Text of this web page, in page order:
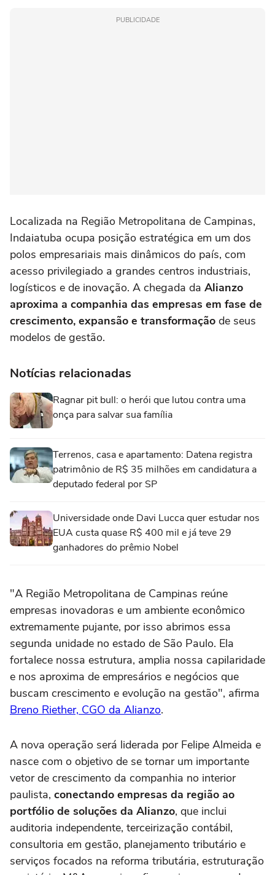
PUBLICIDADE
Localizada na Região Metropolitana de Campinas,
Indaiatuba ocupa posição estratégica em um dos
polos empresariais mais dinâmicos do país, com
acesso privilegiado a grandes centros industriais,
logísticos e de inovação. A chegada da Alianzo
aproxima a companhia das empresas em fase de
crescimento, expansão e transformação de seus
modelos de gestão.
Notícias relacionadas
Ragnar pit bull: o herói que lutou contra uma
onça para salvar sua família
Terrenos, casa e apartamento: Datena registra
patrimônio de R$ 35 milhões em candidatura a
deputado federal por SP
Universidade onde Davi Lucca quer estudar nos
EUA custa quase R$ 400 mil e já teve 29
ganhadores do prêmio Nobel
"A Região Metropolitana de Campinas reúne
empresas inovadoras e um ambiente econômico
extremamente pujante, por isso abrimos essa
segunda unidade no estado de São Paulo. Ela
fortalece nossa estrutura, amplia nossa capilaridade
e nos aproxima de empresários e negócios que
buscam crescimento e evolução na gestão", afirma
Breno Riether, CGO da Alianzo.
A nova operação será liderada por Felipe Almeida e
nasce com o objetivo de se tornar um importante
vetor de crescimento da companhia no interior
paulista, conectando empresas da região ao
portfólio de soluções da Alianzo, que inclui
auditoria independente, terceirização contábil,
consultoria em gestão, planejamento tributário e
serviços focados na reforma tributária, estruturação